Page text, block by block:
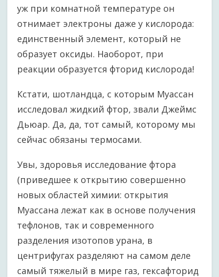
уж при комнатной температуре он
отнимает электроны даже у кислорода:
единственный элемент, который не
образует оксиды. Наоборот, при
реакции образуется фторид кислорода!
Кстати, шотландца, с которым Муассан
исследовал жидкий фтор, звали Джеймс
Дьюар. Да, да, тот самый, которому мы
сейчас обязаны термосами.
Увы, здоровья исследование фтора
(приведшее к открытию совершенно
новых областей химии: открытия
Муассана лежат как в основе получения
тефлонов, так и современного
разделения изотопов урана, в
центрифугах разделяют на самом деле
самый тяжелый в мире газ, гексафторид